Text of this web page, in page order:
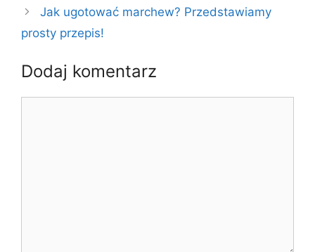
Jak ugotować marchew? Przedstawiamy
prosty przepis!
Dodaj komentarz